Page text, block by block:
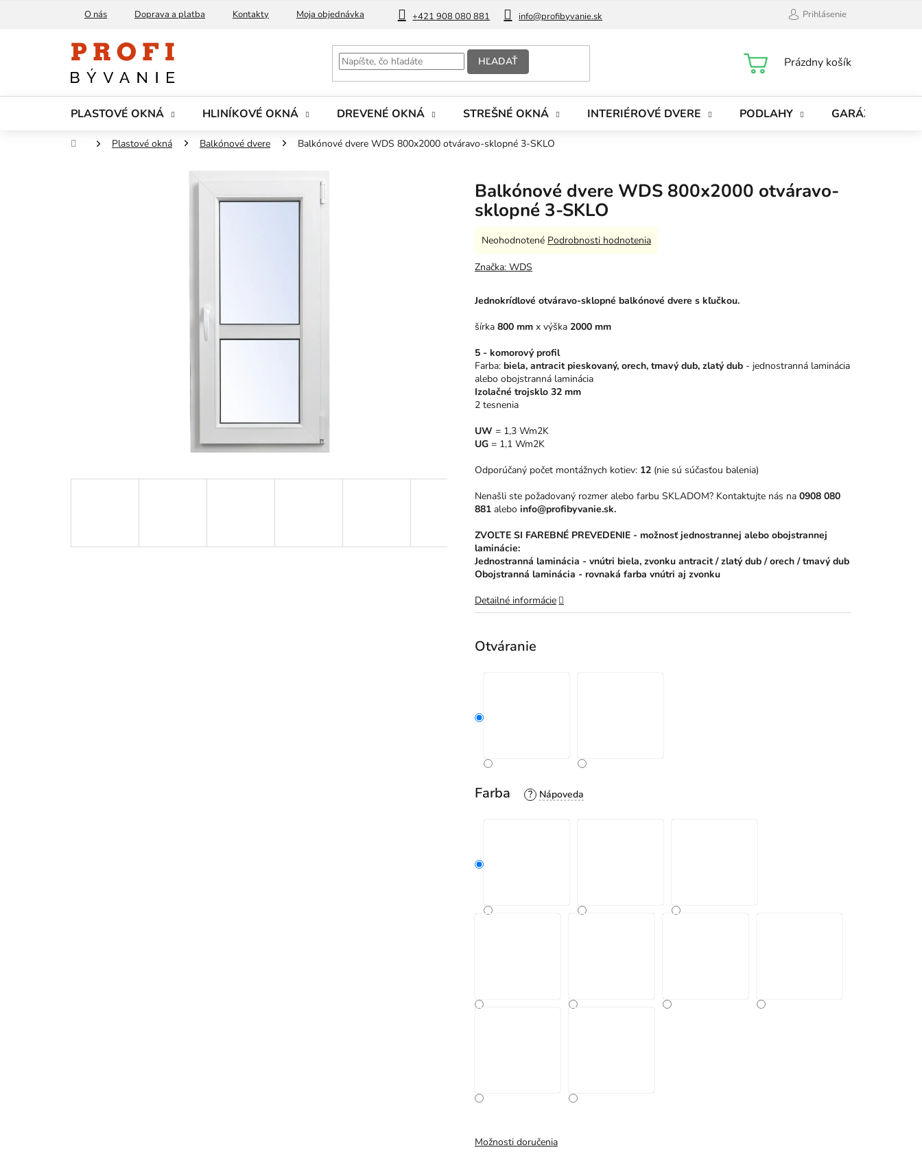
+421 908 080 881 info@profibyvanie.sk
O nás Doprava a platba Kontakty Moja objednávka Blog Prihlásenie
HĽADAŤ
NÁKUPNÝ
Prázdny košík
PLASTOVÉ OKNÁ HLINÍKOVÉ OKNÁ DREVENÉ OKNÁ STREŠNÉ OKNÁ INTERIÉROVÉ DVERE PODLAHY GARÁŽOVÉ
DomovPlastové okná Balkónové dvere Balkónové dvere WDS 800x2000 otváravo-sklopné 3-SKLO
Balkónové dvere WDS 800x2000 otváravo-
sklopné 3-SKLO
Otváranie
Farba ?
Možnosti doručenia
Jednokrídlové otváravo-sklopné balkónové dvere s kľučkou.
šírka 800 mm x výška 2000 mm
5 - komorový profil
Farba: biela, antracit pieskovaný, orech, tmavý dub, zlatý dub - jednostranná laminácia
alebo obojstranná laminácia
Izolačné trojsklo 32 mm
2 tesnenia
UW = 1,3 Wm2K
UG = 1,1 Wm2K
Odporúčaný počet montážnych kotiev: 12 (nie sú súčasťou balenia)
Nenašli ste požadovaný rozmer alebo farbu SKLADOM? Kontaktujte nás na 0908 080
881 alebo info@profibyvanie.sk.
ZVOĽTE SI FAREBNÉ PREVEDENIE - možnosť jednostrannej alebo obojstrannej
laminácie:
Jednostranná laminácia - vnútri biela, zvonku antracit / zlatý dub / orech / tmavý dub
Obojstranná laminácia - rovnaká farba vnútri aj zvonku
Detailné informácie
Priemerné
produktu
z
hviezdičiek.
Neohodnotené Podrobnosti hodnotenia
Značka: WDS